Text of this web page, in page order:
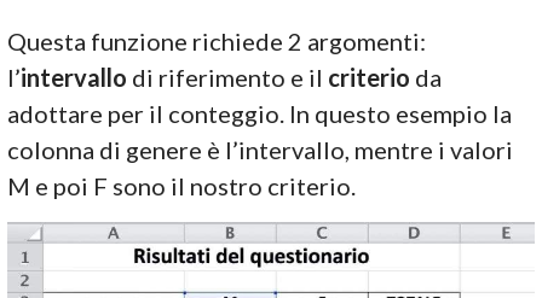
Questa funzione richiede 2 argomenti:
l’intervallo di riferimento e il criterio da
adottare per il conteggio. In questo esempio la
colonna di genere è l’intervallo, mentre i valori
M e poi F sono il nostro criterio.